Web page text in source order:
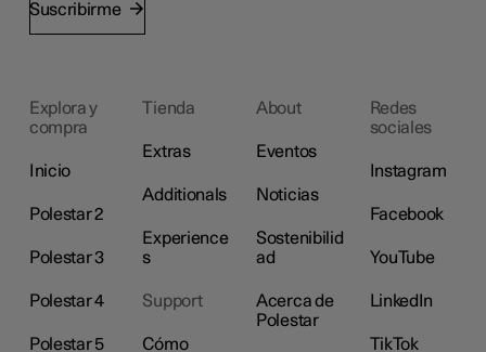
Suscribirme
Explora y
compra
Inicio
Polestar 2
Polestar 3
Polestar 4
Polestar 5
Tienda
Extras
Additionals
Experience
s
Support
Cómo
About
Eventos
Noticias
Sostenibilid
ad
Acerca de
Polestar
Redes
sociales
Instagram
Facebook
YouTube
LinkedIn
TikTok